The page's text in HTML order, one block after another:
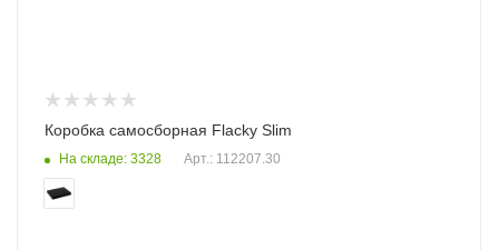
Коробка самосборная Flacky Slim
На складе: 3328 Арт.: 112207.30